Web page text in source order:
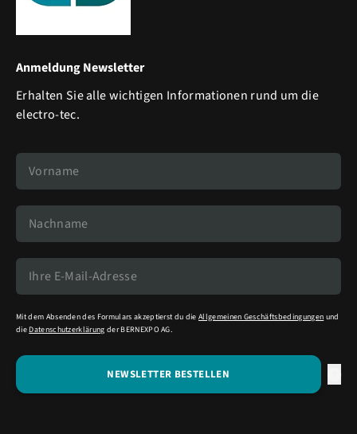
Anmeldung Newsletter
Erhalten Sie alle wichtigen Informationen rund um die
electro-tec.
Mit dem Absenden des Formulars akzeptierst du dieAllgemeinen Geschäftsbedingungen und
die Datenschutzerklärung der BERNEXPO AG.